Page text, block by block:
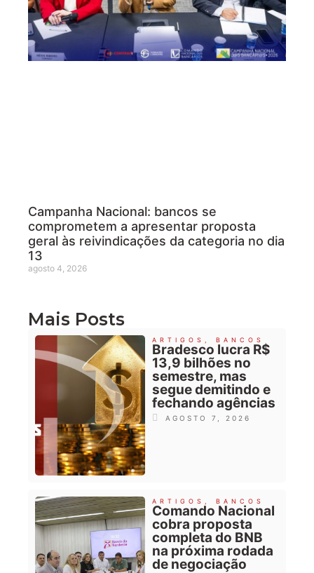
Campanha Nacional: bancos se
comprometem a apresentar proposta
geral às reivindicações da categoria no dia
13
agosto 4, 2026
Mais Posts
ARTIGOS BANCOS
Bradesco lucra R$
13,9 bilhões no
semestre, mas
segue demitindo e
fechando agências
AGOSTO 7, 2026
ARTIGOS BANCOS
Comando Nacional
cobra proposta
completa do BNB
na próxima rodada
de negociação